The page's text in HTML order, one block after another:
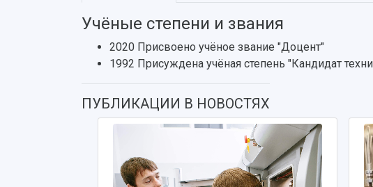
Учёные степени и звания
2020 Присвоено учёное звание "Доцент"
1992 Присуждена учёная степень "Кандидат
ПУБЛИКАЦИИ В НОВОСТЯХ